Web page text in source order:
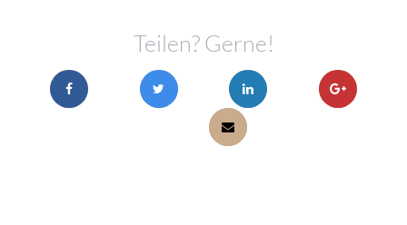
Teilen? Gerne!